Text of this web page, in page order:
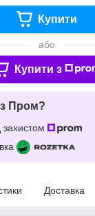
Купити
або
Купити з
Пром?
Доставка